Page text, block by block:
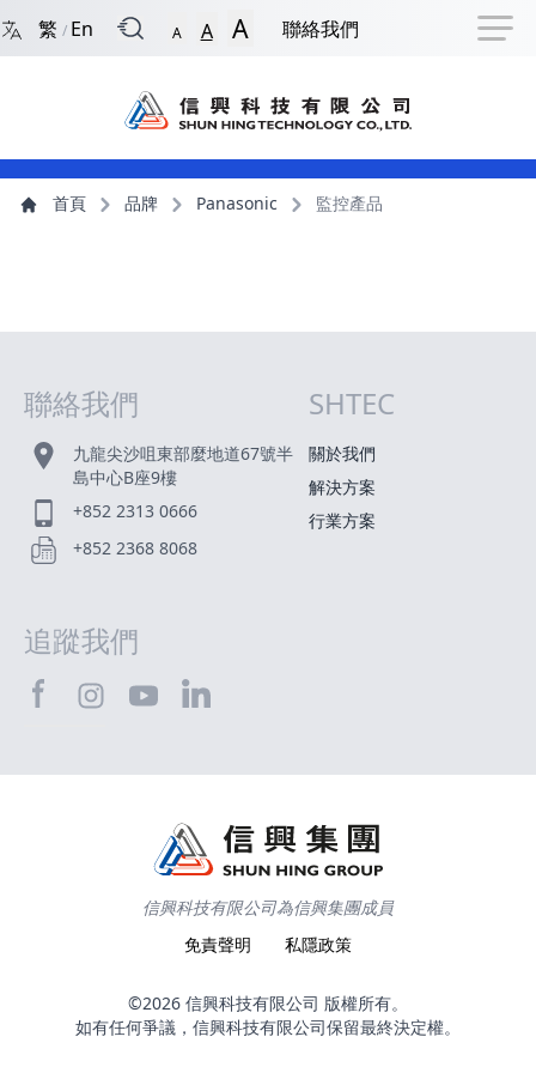
跳到捷徑選項 跳到主導航選單 跳到頁尾
繁 / En A A A 聯絡我們
主導航選單
主內容 首頁 品牌 Panasonic 監控產品
聯絡我們
九龍尖沙咀東部麼地道67號半
島中心B座9樓
+852 2313 0666
+852 2368 8068
網站指南
SHTEC
關於我們
解決方案
行業方案
追蹤我們
信興科技有限公司為信興集團成員
免責聲明
私隱政策
©2026 信興科技有限公司 版權所有。
如有任何爭議，信興科技有限公司保留最終決定權。